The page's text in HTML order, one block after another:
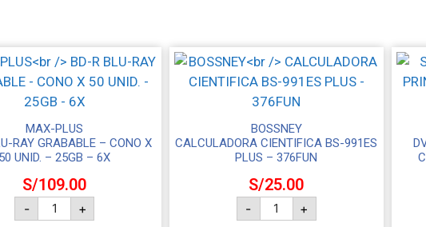
MAX-PLUS
RAY GRABABLE – CONO X
50 UNID. – 25GB – 6X
S/109.00
- +
BOSSNEY
CALCULADORA CIENTIFICA BS-991ES
PLUS – 376FUN
S/25.00
- +